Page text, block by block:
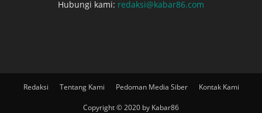
Hubungi kami: redaksi@kabar86.com
Redaksi Tentang Kami Pedoman Media Siber Kontak Kami
Copyright © 2020 by Kabar86